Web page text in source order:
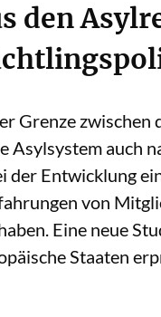
den
Grenze
Asylsystem
der Entwicklung
von
Eine neue
Staaten